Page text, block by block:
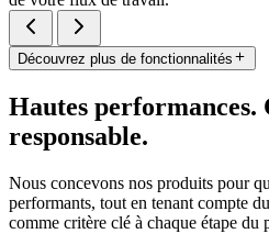
Découvrez plus de fonctionnalités
Hautes performances.
responsable.
Nous concevons nos produits pour
performants, tout en tenant compte
comme critère clé à chaque étape du